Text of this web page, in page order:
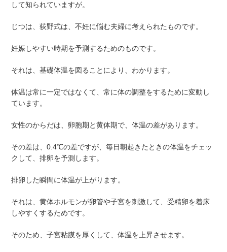
して知られていますが。
じつは、荻野式は、不妊に悩む夫婦に考えられたものです。
妊娠しやすい時期を予測するためのものです。
それは、基礎体温を図ることにより、わかります。
体温は常に一定ではなくて、常に体の調整をするために変動し
ています。
女性のからだは、卵胞期と黄体期で、体温の差があります。
その差は、0.4℃の差ですが、毎日朝起きたときの体温をチェッ
クして、排卵を予測します。
排卵した瞬間に体温が上がります。
それは、黄体ホルモンが卵管や子宮を刺激して、受精卵を着床
しやすくするためです。
そのため、子宮粘膜を厚くして、体温を上昇させます。